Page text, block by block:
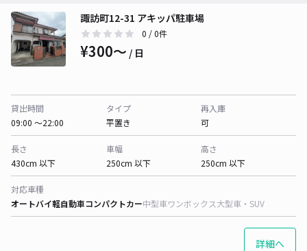
諏訪町12-31 アキッパ駐車場
0 / 0件
¥300〜 / 日
貸出時間
09:00 〜22:00
タイプ
平置き
再入庫
可
長さ
430cm 以下
車幅
250cm 以下
高さ
250cm 以下
対応車種
オートバイ軽自動車コンパクトカー中型車ワンボックス大型車・SUV
詳細へ